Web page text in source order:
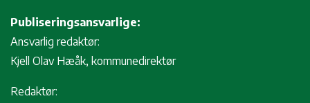
Publiseringsansvarlige:
Ansvarlig redaktør:
Kjell Olav Hæåk, kommunedirektør
Redaktør: